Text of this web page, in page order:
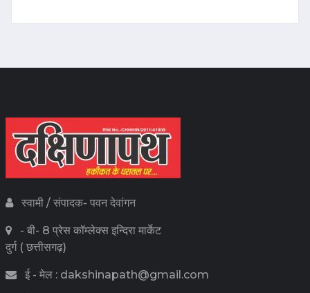
स्वामी / संपादक- पवन देवांगन
- बी- 8 प्रेस कॉम्लेक्स इन्दिरा मार्केट
दुर्ग ( छत्तीसगढ़)
ई - मेल : dakshinapath@gmail.com